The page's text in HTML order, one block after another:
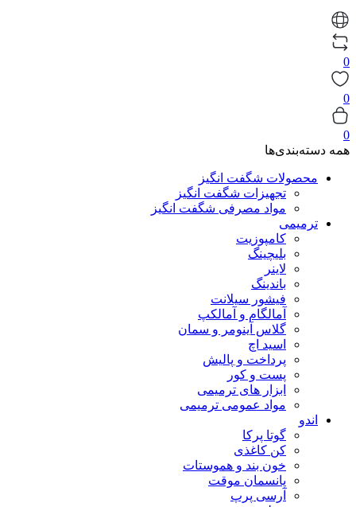
0
0
0
همه دسته‌بندی‌ها
محصولات شگفت انگیز
تجهیزات شگفت انگیز
مواد مصرفی شگفت انگیز
ترمیمی
کامپوزیت
بلیچینگ
لاینر
باندینگ
فیشور سیلانت
آمالگام و آمالکپ
گلاس آینومر و سمان
اسید اچ
پرداخت و پالیش
پست و کور
ابزار های ترمیمی
مواد عمومی ترمیمی
اندو
گوتا پرکا
کن کاغذی
خون بند و هموستات
پانسمان موقت
آرسی پرپ